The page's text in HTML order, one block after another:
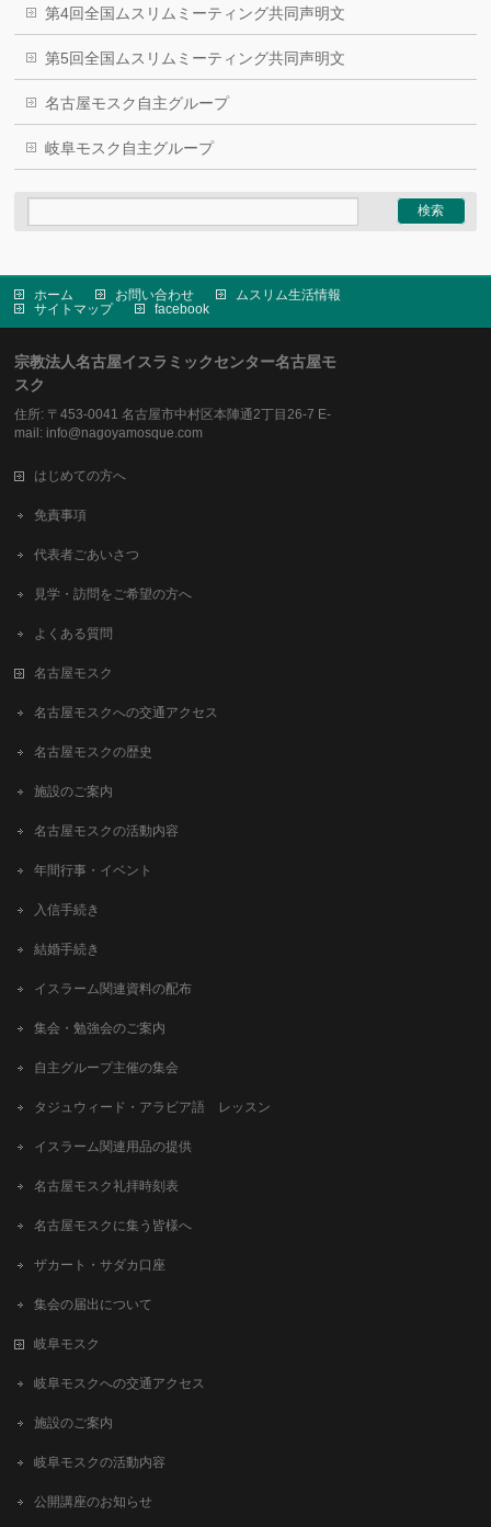
第4回全国ムスリムミーティング共同声明文
第5回全国ムスリムミーティング共同声明文
名古屋モスク自主グループ
岐阜モスク自主グループ
ホーム お問い合わせ
ムスリム生活情報
サイトマップ
facebook
宗教法人名古屋イスラミックセンター名古屋モ
スク
住所: 〒453-0041 名古屋市中村区本陣通2丁目26-7 E-
mail: info@nagoyamosque.com
はじめての方へ
免責事項
代表者ごあいさつ
見学・訪問をご希望の方へ
よくある質問
名古屋モスク
名古屋モスクへの交通アクセス
名古屋モスクの歴史
施設のご案内
名古屋モスクの活動内容
年間行事・イベント
入信手続き
結婚手続き
イスラーム関連資料の配布
集会・勉強会のご案内
自主グループ主催の集会
タジュウィード・アラビア語 レッスン
イスラーム関連用品の提供
名古屋モスク礼拝時刻表
名古屋モスクに集う皆様へ
ザカート・サダカ口座
集会の届出について
岐阜モスク
岐阜モスクへの交通アクセス
施設のご案内
岐阜モスクの活動内容
公開講座のお知らせ